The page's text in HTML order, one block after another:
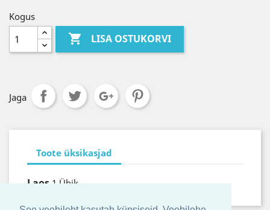
Kogus
 LISA OSTUKORVI
Jaga
Toote üksikasjad
Laos 1 Ühik